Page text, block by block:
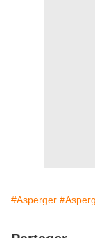
#Asperger